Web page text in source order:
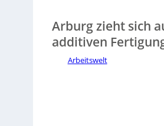
Arburg zieht sich
additiven
Arbeitswelt